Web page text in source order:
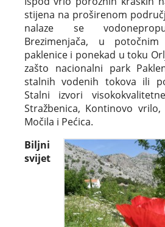
stijena na proširenom
nalaze se
Brezimenjača, u
paklenice i ponekad u toku
zašto nacionalni park
stalnih vodenih tokova ili
Stalni izvori
Stražbenica, Kontinovo
Močila i Pećica.
Biljni
svijet